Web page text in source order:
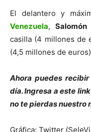
El delantero y
Venezuela, Salomón
casilla (4 millones de
(4,5 millones de
Ahora puedes
día. Ingresa a este
no te pierdas nuestro
Gráfica: Twitter